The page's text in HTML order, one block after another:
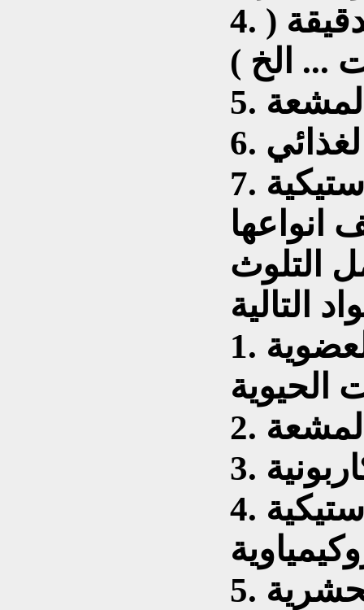
4. التلوث بالكائنات الحية الدقيقة (
... الخ )
المشعة
7. التلوث بالمواد البلاستيكية
التلوث
1. التلوث بالمواد العضوية
4. التلوث بالمواد البلاستيكية
5. التلوث بالمبيدات الحشرية